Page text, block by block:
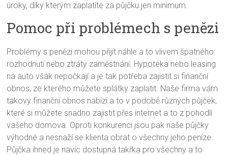
úroky, díky kterým zaplatíte za půjčku jen minimum.
Pomoc při problémech s penězi
Problémy s penězi mohou přijít náhle a to vlivem špatného
rozhodnutí nebo ztráty zaměstnání. Hypotéka nebo leasing
na auto však nepočkají a je tak potřeba zajistit si finanční
obnos, ze kterého můžete splátky zaplatit. Naše firma vám
takový finanční obnos nabízí a to v podobě různých půjček,
které si můžete snadno zajistit přes internet a to z pohodlí
vašeho domova. Oproti konkurenci jsou pak naše půjčky
výhodné a nesnaží se klienta obrat o všechny jeho peníze.
Půjčka ihned je navíc dostupná takřka pro všechny a to